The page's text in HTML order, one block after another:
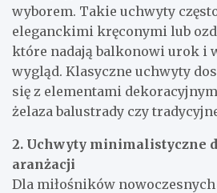
wyborem. Takie uchwyty
eleganckimi kręconymi lub
które nadają balkonowi urok i
wygląd. Klasyczne uchwyty
się z elementami
żelaza balustrady czy
2. Uchwyty minimalistyczne
aranżacji
Dla miłośników